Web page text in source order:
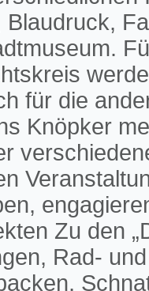
für die
Knöpker
Zu den
Rad-